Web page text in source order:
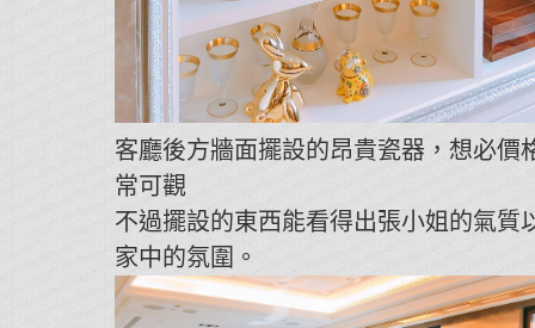
客廳後方牆面擺設的昂貴瓷器，想必價
常可觀
不過擺設的東西能看得出張小姐的氣質
家中的氛圍。